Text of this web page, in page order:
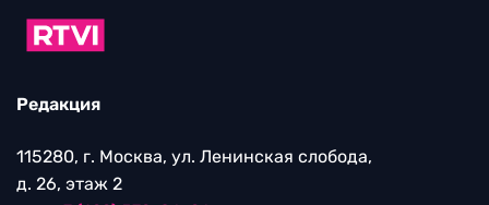
Редакция
115280, г. Москва, ул. Ленинская слобода,
д. 26, этаж 2